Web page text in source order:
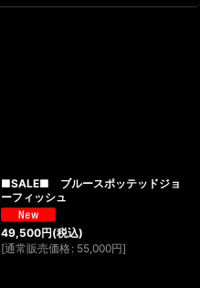
■SALE■ ブルースポッテッドジョ
ーフィッシュ
49,500円(税込)
[通常販売価格 : 55,000円]